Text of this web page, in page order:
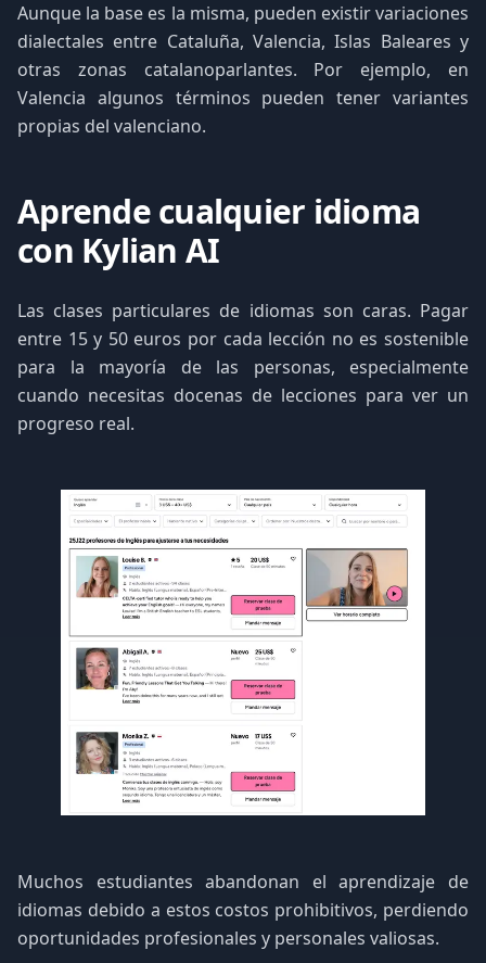
Aunque la base es la misma, pueden existir variaciones
dialectales entre Cataluña, Valencia, Islas Baleares y
otras zonas catalanoparlantes. Por ejemplo, en
Valencia algunos términos pueden tener variantes
propias del valenciano.
Aprende cualquier idioma
con Kylian AI
Las clases particulares de idiomas son caras. Pagar
entre 15 y 50 euros por cada lección no es sostenible
para la mayoría de las personas, especialmente
cuando necesitas docenas de lecciones para ver un
progreso real.
Muchos estudiantes abandonan el aprendizaje de
idiomas debido a estos costos prohibitivos, perdiendo
oportunidades profesionales y personales valiosas.